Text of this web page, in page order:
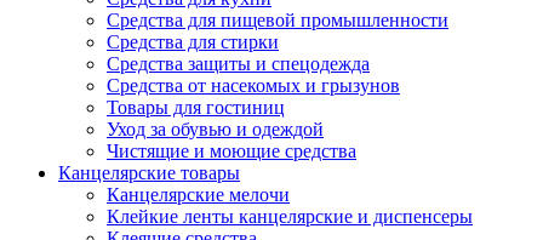
Средства для пищевой промышленности
Средства для стирки
Средства защиты и спецодежда
Средства от насекомых и грызунов
Товары для гостиниц
Уход за обувью и одеждой
Чистящие и моющие средства
Канцелярские товары
Канцелярские мелочи
Клейкие ленты канцелярские и диспенсеры